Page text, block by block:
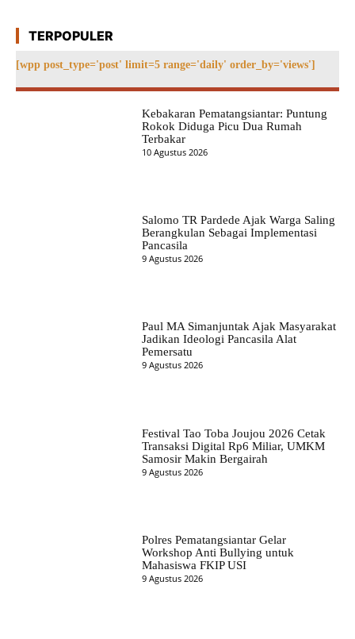
TERPOPULER
[wpp post_type='post' limit=5 range='daily' order_by='views']
Kebakaran Pematangsiantar: Puntung
Rokok Diduga Picu Dua Rumah
Terbakar
10 Agustus 2026
Salomo TR Pardede Ajak Warga Saling
Berangkulan Sebagai Implementasi
Pancasila
9 Agustus 2026
Paul MA Simanjuntak Ajak Masyarakat
Jadikan Ideologi Pancasila Alat
Pemersatu
9 Agustus 2026
Festival Tao Toba Joujou 2026 Cetak
Transaksi Digital Rp6 Miliar, UMKM
Samosir Makin Bergairah
9 Agustus 2026
Polres Pematangsiantar Gelar
Workshop Anti Bullying untuk
Mahasiswa FKIP USI
9 Agustus 2026